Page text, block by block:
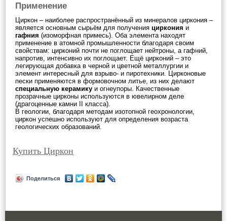
Применение
Циркон – наиболее распространённый из минералов циркония –
является основным сырьём для получения циркония и
гафния (изоморфная примесь). Оба элемента находят
применение в атомной промышленности благодаря своим
свойствам: цирконий почти не поглощает нейтроны, а гафний,
напротив, интенсивно их поглощает. Ещё цирконий – это
легирующая добавка в черной и цветной металлургии и
элемент интересный для взрыво- и пиротехники. Цирконовые
пески применяются в формовочном литье, из них делают
специальную керамику и огнеупоры. Качественные
прозрачные цирконы используются в ювелирном деле
(драгоценные камни II класса).
В геологии, благодаря методам изотопной геохронологии,
циркон успешно используют для определения возраста
геологических образований.
Купить Циркон
Поделиться